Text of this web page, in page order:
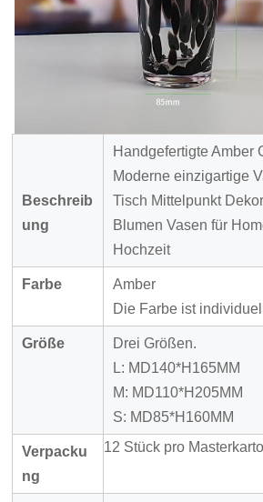
Beschreib
ung
Handgefertigte Amber
Moderne einzigartige
Tisch Mittelpunkt
Blumen Vasen für
Hochzeit
Farbe
Amber
Die Farbe ist
Größe
Drei Größen.
L: MD140*H165MM
M: MD110*H205MM
S: MD85*H160MM
Verpacku
ng
12 Stück pro